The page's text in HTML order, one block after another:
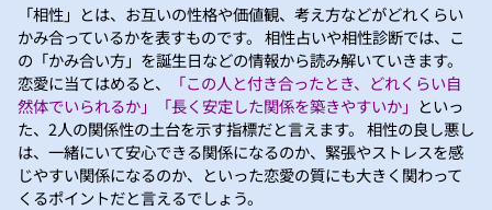
「相性」とは、お互いの性格や価値観、考え方などがどれくらい
かみ合っているかを表すものです。 相性占いや相性診断では、こ
の「かみ合い方」を誕生日などの情報から読み解いていきます。
恋愛に当てはめると、
「この人と付き合ったとき、どれくらい自
然体でいられるか」「長く安定した関係を築きやすいか」 といっ
た、2人の関係性の土台を示す指標だと言えます。 相性の良し悪し
は、一緒にいて安心できる関係になるのか、緊張やストレスを感
じやすい関係になるのか、といった恋愛の質にも大きく関わって
くるポイントだと言えるでしょう。